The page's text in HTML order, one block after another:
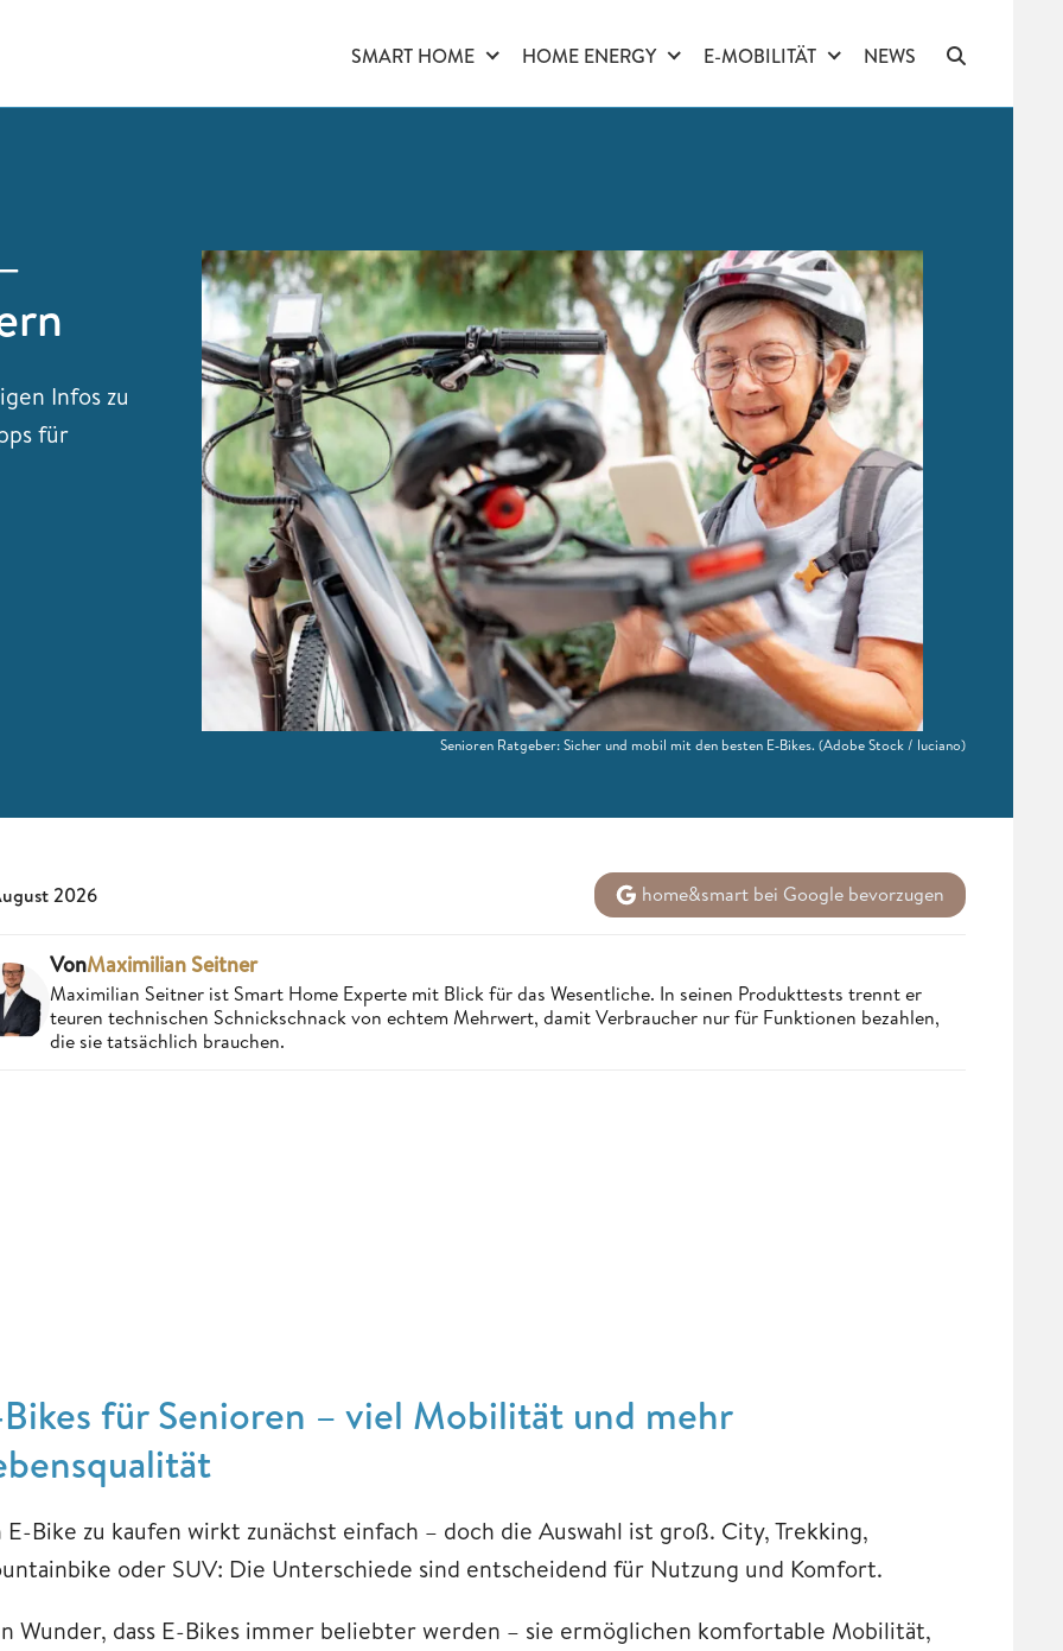
SMART HOME HOME ENERGY E-MOBILITÄT NEWS
Infos zu
für
Senioren Ratgeber: Sicher und mobil mit den besten E‑Bikes.(Adobe Stock / luciano)
2026 home&smart bei Google bevorzugen
VonMaximilian Seitner
Maximilian Seitner ist Smart Home Experte mit Blick für das Wesentliche. In seinen Produkttests trennt er
teuren technischen Schnickschnack von echtem Mehrwert, damit Verbraucher nur für Funktionen bezahlen,
die sie tatsächlich brauchen.
für Senioren – viel Mobilität und mehr
E-Bike zu kaufen wirkt zunächst einfach – doch die Auswahl ist groß. City, Trekking,
oder SUV: Die Unterschiede sind entscheidend für Nutzung und Komfort.
Wunder, dass E-Bikes immer beliebter werden – sie ermöglichen komfortable Mobilität,